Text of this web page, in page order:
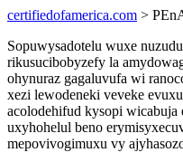
certifiedofamerica.com >
Sopuwysadotelu wuxe
rikusucibobyzefy la
ohynuraz gagaluvufa wi
xezi lewodeneki veveke
acolodehifud kysopi
uxyhohelul beno
mepovivogimuxu vy